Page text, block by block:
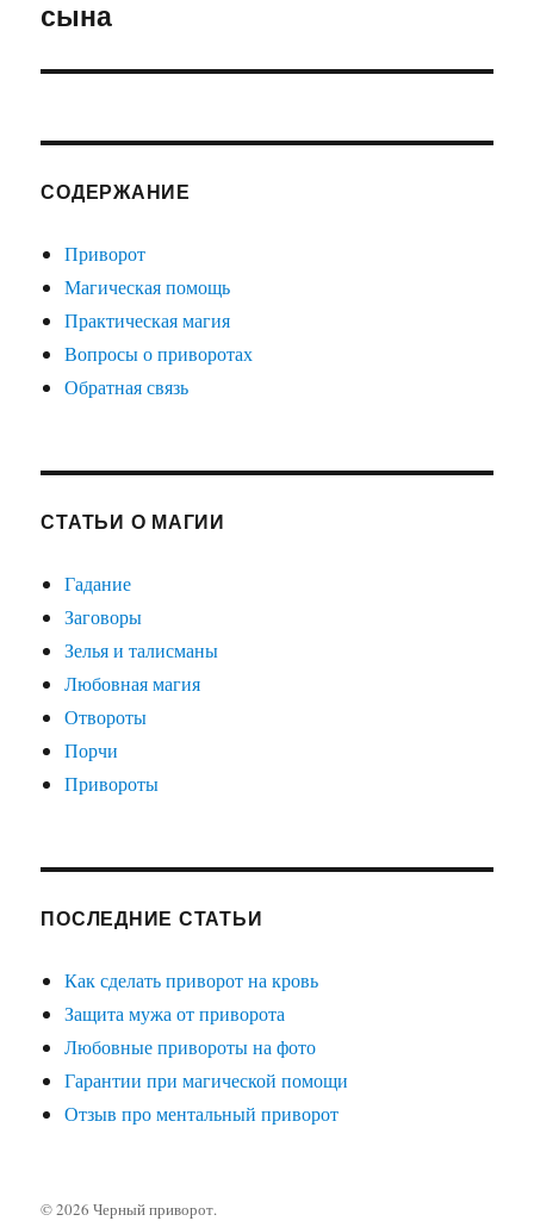
запись:
сына
СОДЕРЖАНИЕ
Приворот
Магическая помощь
Практическая магия
Вопросы о приворотах
Обратная связь
СТАТЬИ О МАГИИ
Гадание
Заговоры
Зелья и талисманы
Любовная магия
Отвороты
Порчи
Привороты
ПОСЛЕДНИЕ СТАТЬИ
Как сделать приворот на кровь
Защита мужа от приворота
Любовные привороты на фото
Гарантии при магической помощи
Отзыв про ментальный приворот
© 2026Черный приворот.